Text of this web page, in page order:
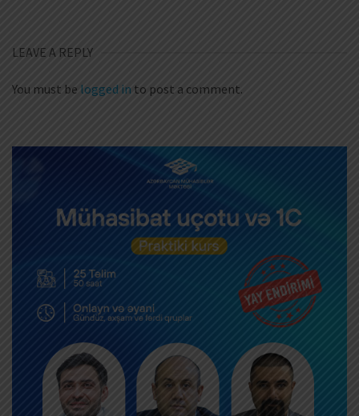
LEAVE A REPLY
You must be logged in to post a comment.